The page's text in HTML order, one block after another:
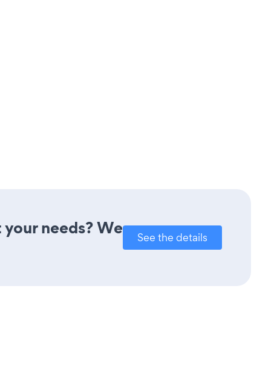
needs? We
See the details